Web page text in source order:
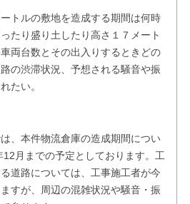
トルの敷地を造成する期間は何時
たり盛り土したり高さ１７メート
両台数とその出入りするときどの
の渋滞状況、予想される騒音や振
たい。
、本件物流倉庫の造成期間につい
月までの予定としております。工
道路については、工事施工者が今
すが、周辺の混雑状況や騒音・振